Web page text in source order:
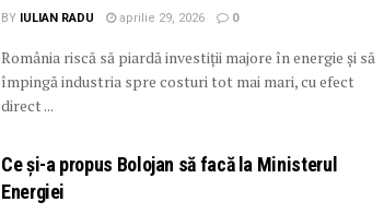
BY IULIAN RADU aprilie 29, 2026 0
România riscă să piardă investiții majore în energie și să
împingă industria spre costuri tot mai mari, cu efect
direct ...
Ce și-a propus Bolojan să facă la Ministerul
Energiei